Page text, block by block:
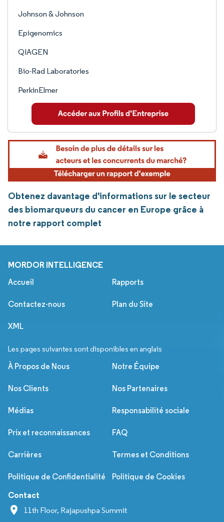
Johnson & Johnson
Epigenomics
QIAGEN
Bio-Rad Laboratories
PerkinElmer
Obtenez davantage d'informations sur le secteur
des biomarqueurs du cancer en Europe grâce à
notre rapport complet
MORDOR INTELLIGENCE
Accueil Rapports
Contactez-nous Plan du Site
XML
Les pages suivantes sont disponibles en anglais
À Propos de Nous Notre Équipe
Nos Clients Nos Partenaires
Médias Responsabilité sociale
Prix et reconnaissances FAQ
Carrières Termes et Conditions
Politique de Confidentialité Politique de Cookies
Contact
11th Floor, Rajapushpa Summit